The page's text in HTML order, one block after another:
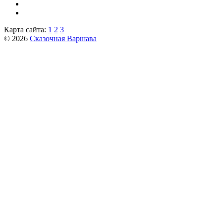
Карта сайта: 1 2 3
© 2026 Сказочная Варшава